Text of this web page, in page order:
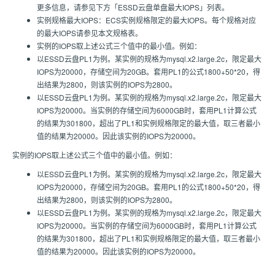
更多信息，请参见下方「ESSD云盘单盘最大IOPS」列表。
实例规格最大IOPS：ECS实例规格限定的最大IOPS。每个规格对应
的最大IOPS请参见本文规格表。
实例的IOPS取上述公式三个值中的最小值。例如：
以ESSD云盘PL1为例。某实例的规格为mysql.x2.large.2c，限定最大
IOPS为20000，存储空间为20GB。套用PL1的公式1800+50*20，得
出结果为2800，则该实例的IOPS为2800。
以ESSD云盘PL1为例。某实例的规格为mysql.x2.large.2c，限定最大
IOPS为20000。当实例的存储空间为6000GB时，套用PL1计算公式
的结果为301800，超出了PL1和实例规格限定的最大值，取三者最小
值的结果为20000。因此该实例的IOPS为20000。
实例的IOPS取上述公式三个值中的最小值。例如：
以ESSD云盘PL1为例。某实例的规格为mysql.x2.large.2c，限定最大
IOPS为20000，存储空间为20GB。套用PL1的公式1800+50*20，得
出结果为2800，则该实例的IOPS为2800。
以ESSD云盘PL1为例。某实例的规格为mysql.x2.large.2c，限定最大
IOPS为20000。当实例的存储空间为6000GB时，套用PL1计算公式
的结果为301800，超出了PL1和实例规格限定的最大值，取三者最小
值的结果为20000。因此该实例的IOPS为20000。